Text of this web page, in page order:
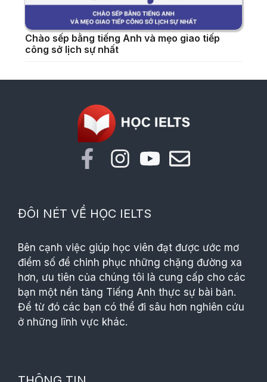
Chào sếp bằng tiếng Anh và mẹo giao tiếp
công sở lịch sự nhất
ĐÔI NÉT VỀ HỌC IELTS
Bên cạnh việc giúp học viên đạt được ước mơ
điểm số để chinh phục những chặng đường xa
hơn, ưu tiên của chúng tôi là cung cấp cho các
bạn một nền tảng Tiếng Anh thực sự bài bản.
Để từ đó các bạn có thể đi sâu hơn nghiên cứu
ở những lĩnh vực khác.